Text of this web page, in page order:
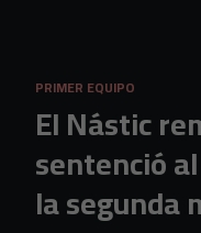
PRIMER EQUIPO
El Nástic
sentenció
la segunda